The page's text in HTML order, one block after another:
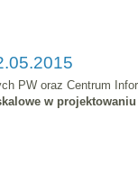
PW oraz Centrum
w